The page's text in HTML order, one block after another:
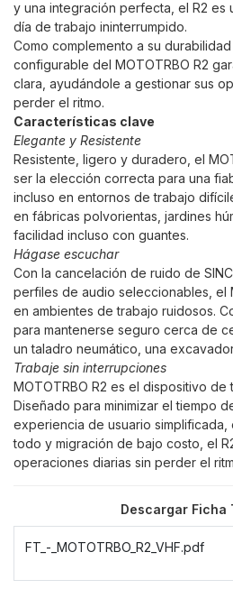
y una integración perfecta, el R2 es
día de trabajo ininterrumpido.
Como complemento a su
configurable del MOTOTRBO R2
clara, ayudándole a gestionar sus
perder el ritmo.
Características clave
Elegante y Resistente
Resistente, ligero y duradero, el
ser la elección correcta para una
incluso en entornos de trabajo
en fábricas polvorientas, jardines
facilidad incluso con guantes.
Hágase escuchar
Con la cancelación de ruido de
perfiles de audio seleccionables, el
en ambientes de trabajo ruidosos.
para mantenerse seguro cerca de
un taladro neumático, una
Trabaje sin interrupciones
MOTOTRBO R2 es el dispositivo
Diseñado para minimizar el tiempo
experiencia de usuario
todo y migración de bajo costo, el
operaciones diarias sin perder el
Descargar Ficha
FT_-_MOTOTRBO_R2_VHF.pdf